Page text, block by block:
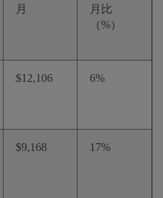
月
月比
（%）
$12,106 6%
$9,168 17%